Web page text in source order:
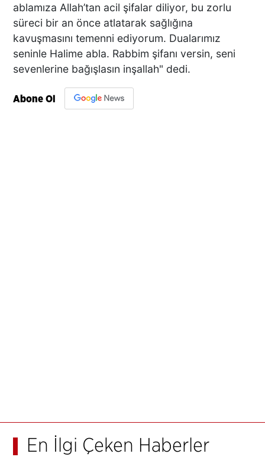
ablamıza Allah’tan acil şifalar diliyor, bu zorlu
süreci bir an önce atlatarak sağlığına
kavuşmasını temenni ediyorum. Dualarımız
seninle Halime abla. Rabbim şifanı versin, seni
sevenlerine bağışlasın inşallah" dedi.
Abone Ol
En İlgi Çeken Haberler